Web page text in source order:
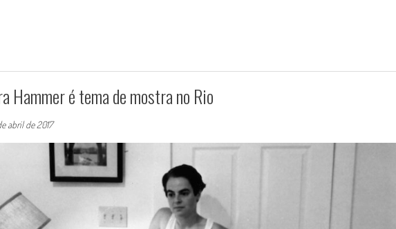
Hammer é tema de mostra no Rio
abril de 2017